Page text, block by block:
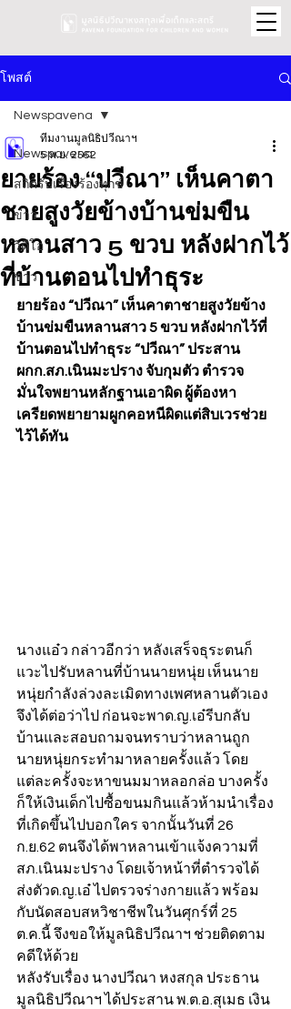
โพสต์
Newspavena
สถิติรับเรื่องร้องทุกข์
ข่าว
วิดีโอ
ข่าว
Newspavena
ยายร้อง “ปวีณา” เห็นคาตา
ชายสูงวัยข้างบ้านข่มขืน
หลานสาว 5 ขวบ หลังฝากไว้
ที่บ้านตอนไปทำธุระ
ทีมงานมูลนิธิปวีณาฯ
5 พ.ย. 2562
ยายร้อง “ปวีณา” เห็นคาตาชายสูงวัยข้าง
บ้านข่มขืนหลานสาว 5 ขวบ หลังฝากไว้ที่
บ้านตอนไปทำธุระ “ปวีณา” ประสาน
ผกก.สภ.เนินมะปราง จับกุมตัว ตำรวจ
มั่นใจพยานหลักฐานเอาผิด ผู้ต้องหา
เครียดพยายามผูกคอหนีผิดแต่สิบเวรช่วย
ไว้ได้ทัน
นางแอ๋ว กล่าวอีกว่า หลังเสร็จธุระตนก็
แวะไปรับหลานที่บ้านนายหนุ่ย เห็นนาย
หนุ่ยกำลังล่วงละเมิดทางเพศหลานตัวเอง
จึงได้ต่อว่าไป ก่อนจะพาด.ญ.เอ๋รีบกลับ
บ้านและสอบถามจนทราบว่าหลานถูก
นายหนุ่ยกระทำมาหลายครั้งแล้ว โดย
แต่ละครั้งจะหาขนมมาหลอกล่อ บางครั้ง
ก็ให้เงินเด็กไปซื้อขนมกินแล้วห้ามนำเรื่อง
ที่เกิดขึ้นไปบอกใคร จากนั้นวันที่ 26
ก.ย.62 ตนจึงได้พาหลานเข้าแจ้งความที่
สภ.เนินมะปราง โดยเจ้าหน้าที่ตำรวจได้
ส่งตัวด.ญ.เอ๋ ไปตรวจร่างกายแล้ว พร้อม
กับนัดสอบสหวิชาชีพในวันศุกร์ที่ 25
ต.ค.นี้ จึงขอให้มูลนิธิปวีณาฯ ช่วยติดตาม
คดีให้ด้วย
หลังรับเรื่อง นางปวีณา หงสกุล ประธาน
มูลนิธิปวีณาฯ ได้ประสาน พ.ต.อ.สุเมธ เงิน